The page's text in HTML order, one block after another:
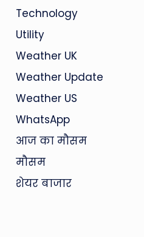
Technology
Utility
Weather UK
Weather Update
Weather US
WhatsApp
आज का मौसम
मौसम
शेयर बाजार